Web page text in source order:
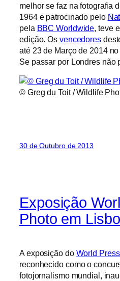
melhor se faz na fotografia
1964 e patrocinado pelo
pela BBC Worldwide, teve
edição. Os vencedores
até 23 de Março de 2014
Se passar por Londres não
© Greg du Toit / Wildlife
30 de Outubro de 2013
Exposição
Photo em
A exposição do World
reconhecido como o
fotojornalismo mundial,